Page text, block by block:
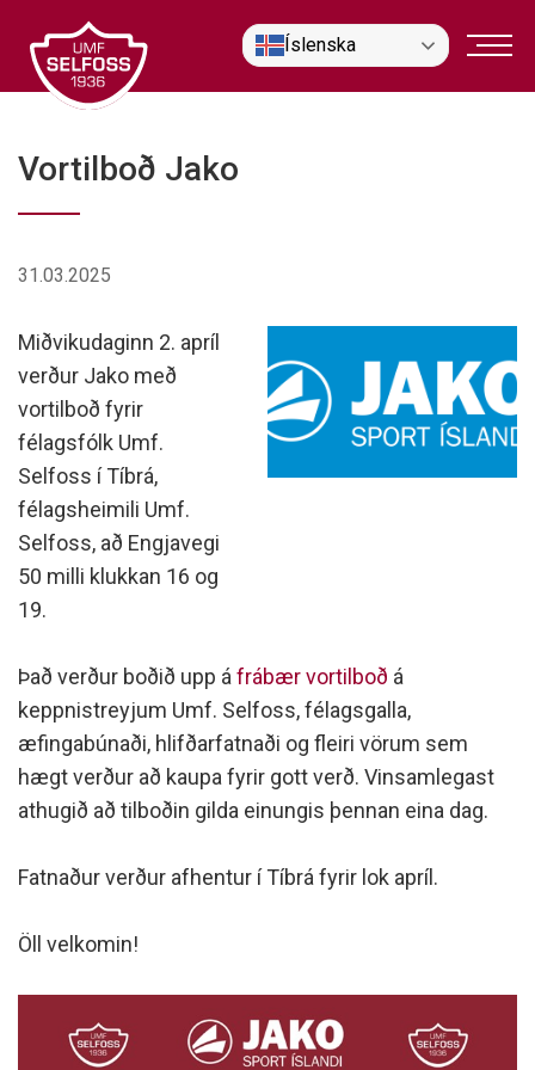
efni
Íslenska
Vortilboð Jako
31.03.2025
Miðvikudaginn 2. apríl
verður Jako með
vortilboð fyrir
félagsfólk Umf.
Selfoss í Tíbrá,
félagsheimili Umf.
Selfoss, að Engjavegi
50 milli klukkan 16 og
19.
Það verður boðið upp á frábær vortilboð á
keppnistreyjum Umf. Selfoss, félagsgalla,
æfingabúnaði, hlifðarfatnaði og fleiri vörum sem
hægt verður að kaupa fyrir gott verð. Vinsamlegast
athugið að tilboðin gilda einungis þennan eina dag.
Fatnaður verður afhentur í Tíbrá fyrir lok apríl.
Öll velkomin!